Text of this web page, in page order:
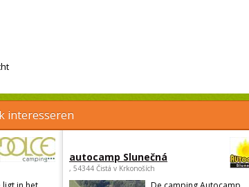
interesseren
autocamp Slunečná
, 54344 Čistá v Krkonoších